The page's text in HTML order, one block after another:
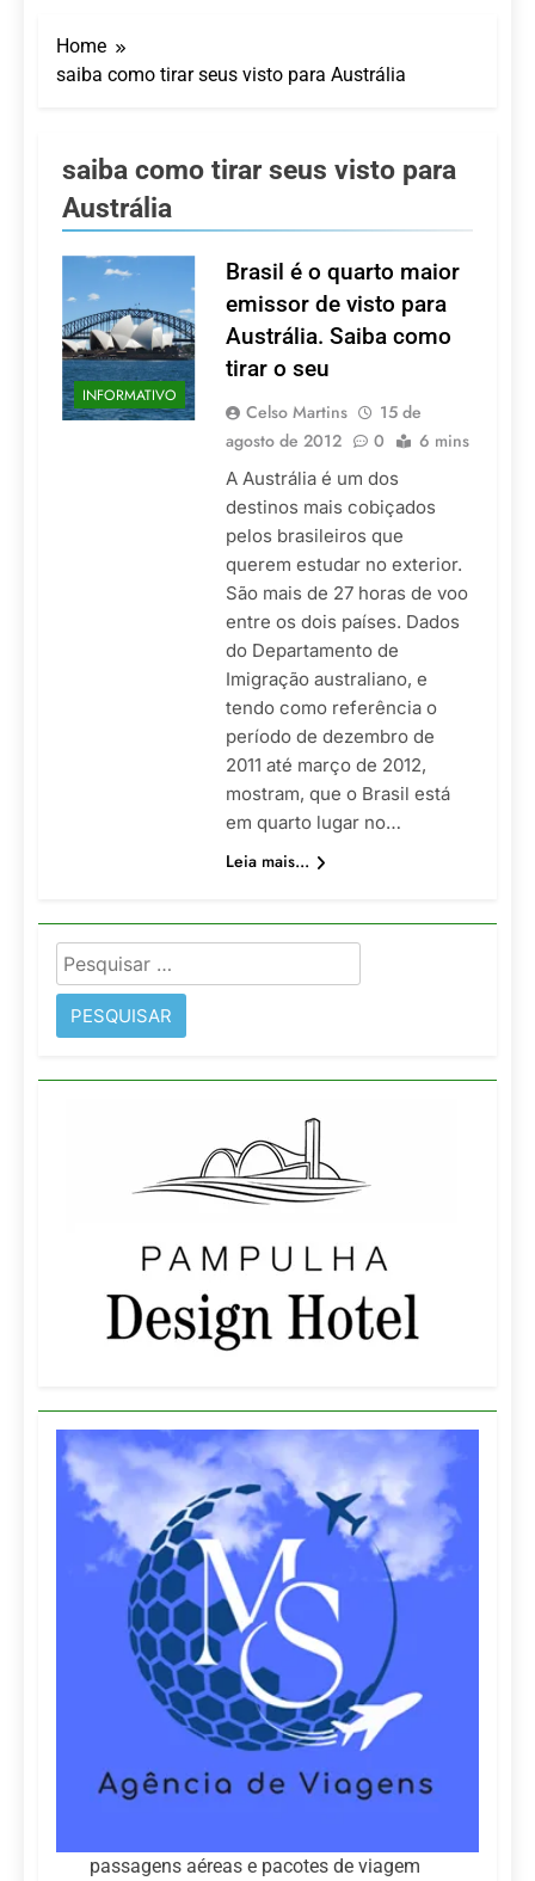
Região Sul
Hotel Premium
Executivo com carreira
internacional, Marc
comando do Wyndham
rotas na primeira fase
de operação do
Embraer 195-E2
5 De Agosto De 2026
diretos entre Porto
Alegre e Montevidéu
5 De Agosto De 2026
Home
saiba como tirar seus visto para Austrália
saiba como tirar seus visto para
Austrália
INFORMATIVO
Brasil é o quarto maior
emissor de visto para
Austrália. Saiba como
tirar o seu
Celso Martins
15 de
agosto de 2012
0 6 mins
A Austrália é um dos
destinos mais cobiçados
pelos brasileiros que
querem estudar no exterior.
São mais de 27 horas de voo
entre os dois países. Dados
do Departamento de
Imigração australiano, e
tendo como referência o
período de dezembro de
2011 até março de 2012,
mostram, que o Brasil está
em quarto lugar no…
Leia mais...
Pesquisar
por:
passagens aéreas e pacotes de viagem